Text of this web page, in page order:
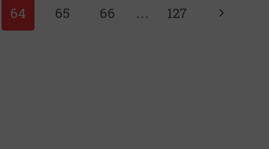
64 65 66 … 127